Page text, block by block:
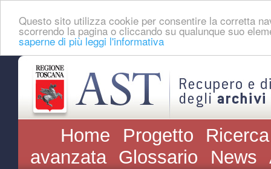
Questo sito utilizza cookie per consentire la corretta
scorrendo la pagina o cliccando su qualunque suo
saperne di più leggi l'informativa
Home Progetto
avanzata Glossario News